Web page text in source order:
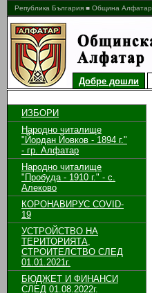
Република България ■ Община Алфатар
Добре дошли
ИЗБОРИ
Народно читалище
"Йордан Йовков - 1894 г."
- гр. Алфатар
Народно читалище
"Пробуда - 1910 г." - с.
Алеково
КОРОНАВИРУС COVID-
19
УСТРОЙСТВО НА
ТЕРИТОРИЯТА,
СТРОИТЕЛСТВО СЛЕД
01.01.2021г.
БЮДЖЕТ И ФИНАНСИ
СЛЕД 01.08.2022г.